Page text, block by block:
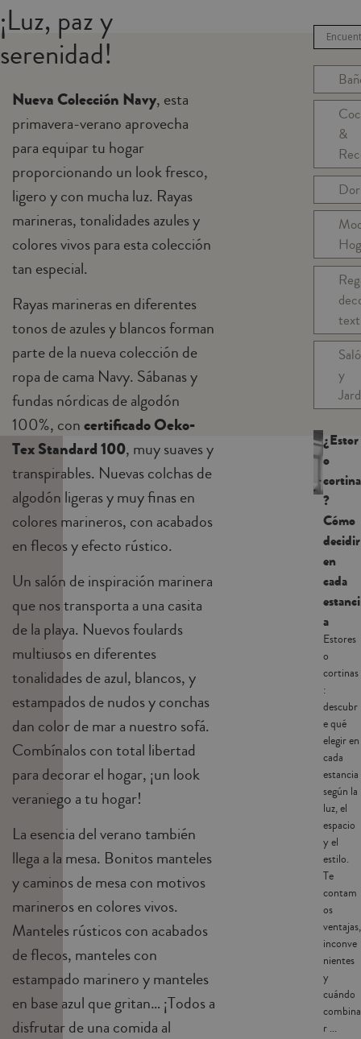
¡Luz, paz y
serenidad!
Nueva Colección Navy, esta
primavera-verano aprovecha
para equipar tu hogar
proporcionando un look fresco,
ligero y con mucha luz. Rayas
marineras, tonalidades azules y
colores vivos para esta colección
tan especial.
Rayas marineras en diferentes
tonos de azules y blancos forman
parte de la nueva colección de
ropa de cama Navy. Sábanas y
fundas nórdicas de algodón
100%, concertificado Oeko-
Tex Standard 100, muy suaves y
transpirables. Nuevas colchas de
algodón ligeras y muy finas en
colores marineros, con acabados
en flecos y efecto rústico.
Un salón de inspiración marinera
que nos transporta a una casita
de la playa. Nuevos foulards
multiusos en diferentes
tonalidades de azul, blancos, y
estampados de nudos y conchas
dan color de mar a nuestro sofá.
Combínalos con total libertad
para decorar el hogar, ¡un look
veraniego a tu hogar!
La esencia del verano también
llega a la mesa. Bonitos manteles
y caminos de mesa con motivos
marineros en colores vivos.
Manteles rústicos con acabados
de flecos, manteles con
estampado marinero y manteles
en base azul que gritan… ¡Todos a
disfrutar de una comida al
&
y
¿Estor
o
cortina
?
Cómo
decidir
en
cada
estanci
a
Estores
o
cortinas
:
descubr
e qué
elegir en
cada
estancia
según la
luz, el
espacio
y el
estilo.
Te
contam
os
ventajas,
inconve
nientes
y
cuándo
combina
r ...